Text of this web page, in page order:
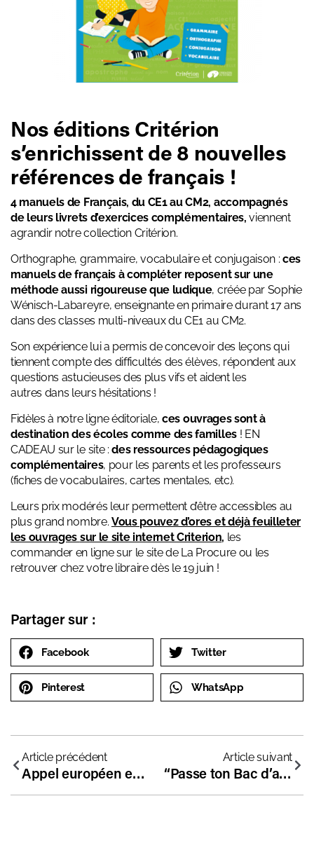
Nos éditions Critérion
s’enrichissent de 8 nouvelles
références de français !
4 manuels de Français, du CE1 au CM2, accompagnés
de leurs livrets d’exercices complémentaires, viennent
agrandir notre collection Critérion.
Orthographe, grammaire, vocabulaire et conjugaison :ces
manuels de français à compléter reposent sur une
méthode aussi rigoureuse que ludique, créée par Sophie
Wénisch-Labareyre, enseignante en primaire durant 17 ans
dans des classes multi-niveaux du CE1 au CM2.
Son expérience lui a permis de concevoir des leçons qui
tiennent compte des difficultés des élèves, répondent aux
questions astucieuses des plus vifs et aident les
autres dans leurs hésitations !
Fidèles à notre ligne éditoriale,ces ouvrages sont à
destination des écoles comme des familles! EN
CADEAU sur le site :des ressources pédagogiques
complémentaires, pour les parents et les professeurs
(fiches de vocabulaires, cartes mentales, etc).
Leurs prix modérés leur permettent d’être accessibles au
plus grand nombre. Vous pouvez d’ores et déjà feuilleter
les ouvrages sur le site internet Criterion, les
commander en lignesur le site de La Procure ou les
retrouver chez votre libraire dès le 19 juin !
Partager sur :
Facebook Twitter
Pinterest WhatsApp
Article précédent
Appel européen en faveur de la liberté éducative
Article suivant
“Passe ton Bac d’abord !”…. ou pas ?